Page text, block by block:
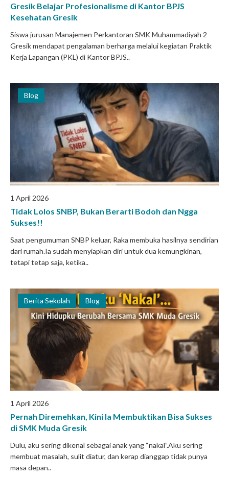
Gresik Belajar Profesionalisme di Kantor BPJS
Kesehatan Gresik
Siswa jurusan Manajemen Perkantoran SMK Muhammadiyah 2
Gresik mendapat pengalaman berharga melalui kegiatan Praktik
Kerja Lapangan (PKL) di Kantor BPJS..
Blog
1 April 2026
Tidak Lolos SNBP, Bukan Berarti Bodoh dan Ngga
Sukses!!
Saat pengumuman SNBP keluar, Raka membuka hasilnya sendirian
dari rumah.Ia sudah menyiapkan diri untuk dua kemungkinan,
tetapi tetap saja, ketika..
Berita Sekolah Blog
1 April 2026
Pernah Diremehkan, Kini Ia Membuktikan Bisa Sukses
di SMK Muda Gresik
Dulu, aku sering dikenal sebagai anak yang “nakal”.Aku sering
membuat masalah, sulit diatur, dan kerap dianggap tidak punya
masa depan..